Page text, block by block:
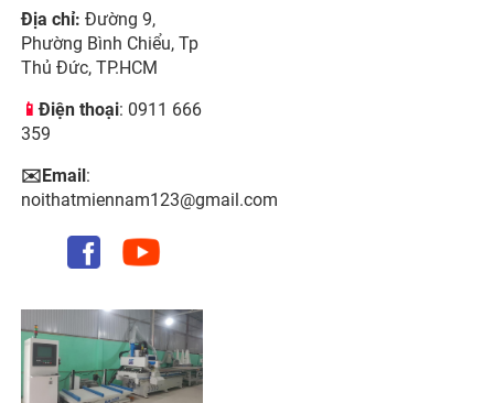
Địa chỉ: Đường 9,
Phường Bình Chiểu, Tp
Thủ Đức, TP.HCM
📱Điện thoại: 0911 666
359
✉️Email:
noithatmiennam123@gmail.com